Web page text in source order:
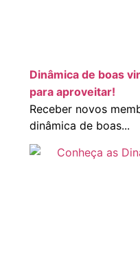
Dinâmica de boas
para aproveitar!
Receber novos
dinâmica de boas...